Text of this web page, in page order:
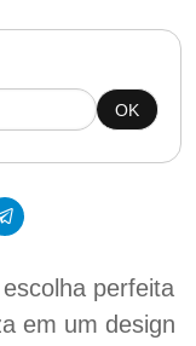
OK
perfeita
em um design